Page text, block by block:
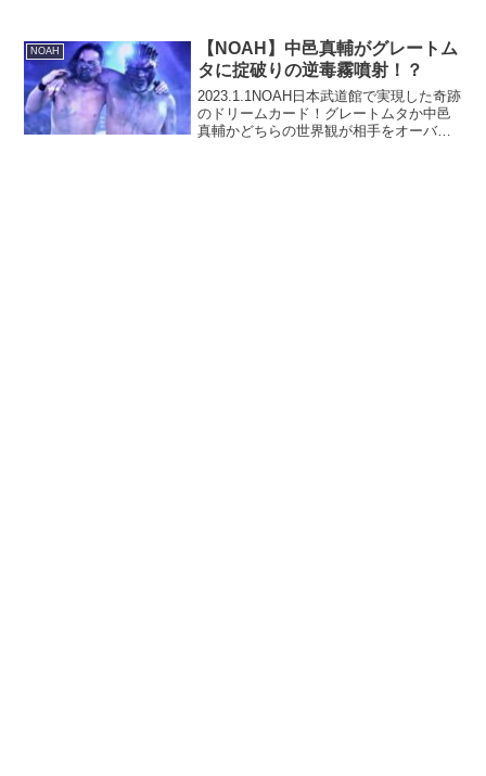
け、海外でなく、NOAHを武者修行の地
に選び、強者に揉まれ...
NOAH
【NOAH】中邑真輔がグレートム
タに掟破りの逆毒霧噴射！？
2023.1.1NOAH日本武道館で実現した奇跡
のドリームカード！グレートムタか中邑
真輔かどちらの世界観が相手をオーバー